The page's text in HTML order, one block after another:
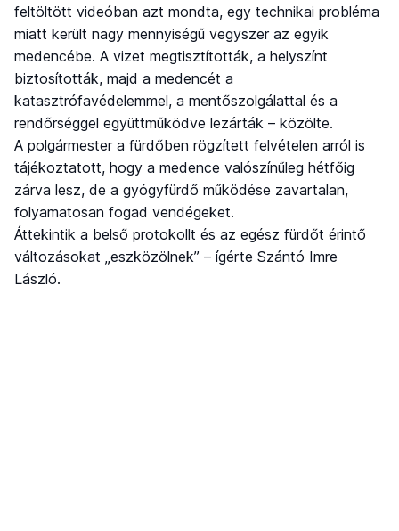
feltöltött videóban azt mondta, egy technikai probléma
miatt került nagy mennyiségű vegyszer az egyik
medencébe. A vizet megtisztították, a helyszínt
biztosították, majd a medencét a
katasztrófavédelemmel, a mentőszolgálattal és a
rendőrséggel együttműködve lezárták – közölte.
A polgármester a fürdőben rögzített felvételen arról is
tájékoztatott, hogy a medence valószínűleg hétfőig
zárva lesz, de a gyógyfürdő működése zavartalan,
folyamatosan fogad vendégeket.
Áttekintik a belső protokollt és az egész fürdőt érintő
változásokat „eszközölnek” – ígérte Szántó Imre
László.